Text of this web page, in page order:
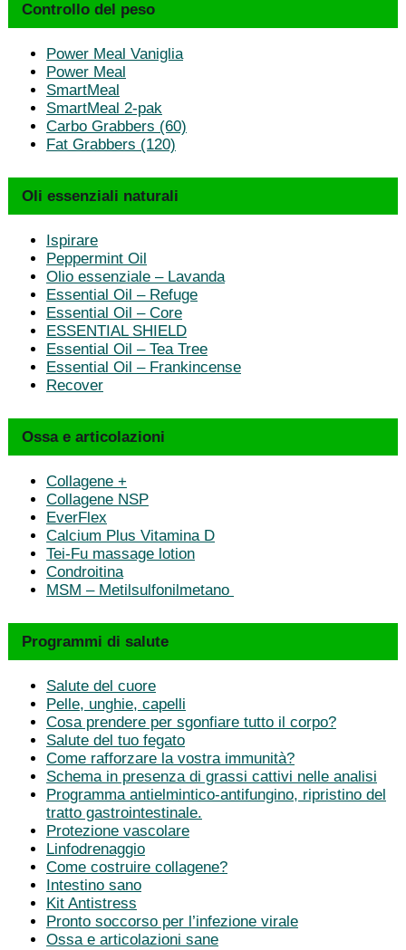
Controllo del peso
Power Meal Vaniglia
Power Meal
SmartMeal
SmartMeal 2-pak
Carbo Grabbers (60)
Fat Grabbers (120)
Oli essenziali naturali
Ispirare
Peppermint Oil
Olio essenziale – Lavanda
Essential Oil – Refuge
Essential Oil – Core
ESSENTIAL SHIELD
Essential Oil – Tea Tree
Essential Oil – Frankincense
Recover
Ossa e articolazioni
Collagene +
Collagene NSP
EverFlex
Calcium Plus Vitamina D
Tei-Fu massage lotion
Condroitina
MSM – Metilsulfonilmetano
Programmi di salute
Salute del cuore
Pelle, unghie, capelli
Cosa prendere per sgonfiare tutto il corpo?
Salute del tuo fegato
Come rafforzare la vostra immunità?
Schema in presenza di grassi cattivi nelle analisi
Programma antielmintico-antifungino, ripristino del
tratto gastrointestinale.
Protezione vascolare
Linfodrenaggio
Come costruire collagene?
Intestino sano
Kit Antistress
Pronto soccorso per l’infezione virale
Ossa e articolazioni sane